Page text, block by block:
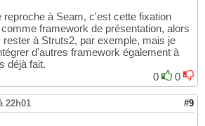
reproche à Seam, c'est cette fixation
framework de présentation, alors
à Struts2, par exemple, mais je
d'autres framework également à
déjà fait.
0
0
22h01 #9